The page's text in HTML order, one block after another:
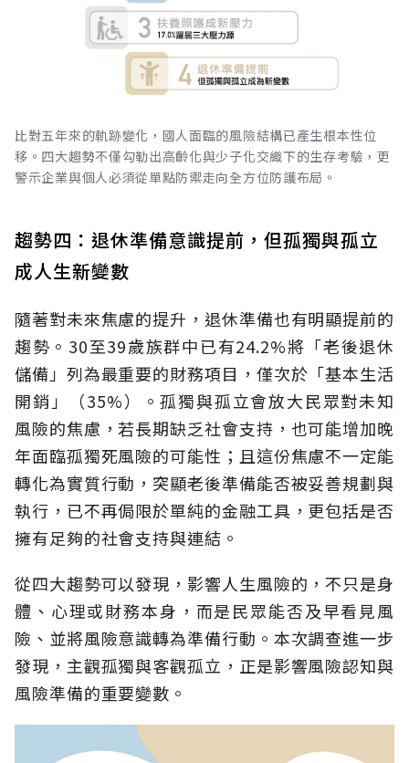
比對五年來的軌跡變化，國人面臨的風險結構已產生根本性位
移。四大趨勢不僅勾勒出高齡化與少子化交織下的生存考驗，更
警示企業與個人必須從單點防禦走向全方位防護布局。
趨勢四：退休準備意識提前，但孤獨與孤立
成人生新變數
隨著對未來焦慮的提升，退休準備也有明顯提前的
趨勢。30至39歲族群中已有24.2%將「老後退休
儲備」列為最重要的財務項目，僅次於「基本生活
開銷」（35%）。孤獨與孤立會放大民眾對未知
風險的焦慮，若長期缺乏社會支持，也可能增加晚
年面臨孤獨死風險的可能性；且這份焦慮不一定能
轉化為實質行動，突顯老後準備能否被妥善規劃與
執行，已不再侷限於單純的金融工具，更包括是否
擁有足夠的社會支持與連結。
從四大趨勢可以發現，影響人生風險的，不只是身
體、心理或財務本身，而是民眾能否及早看見風
險、並將風險意識轉為準備行動。本次調查進一步
發現，主觀孤獨與客觀孤立，正是影響風險認知與
風險準備的重要變數。